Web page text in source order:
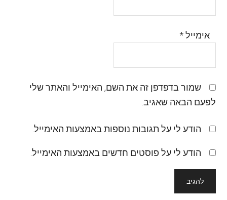
אימייל*
שמור בדפדפן זה את השם, האימייל והאתר שלי
לפעם הבאה שאגיב.
הודע לי על תגובות נוספות באמצעות האימייל.
הודע לי על פוסטים חדשים באמצעות האימייל.